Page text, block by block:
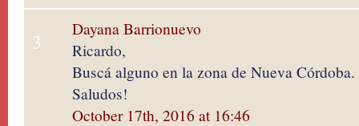
3
Dayana Barrionuevo
Ricardo,
Buscá alguno en la zona de Nueva Córdoba.
Saludos!
October 17th, 2016 at 16:46